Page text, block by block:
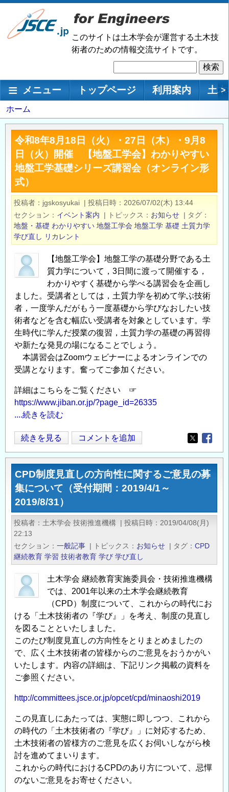
メ
ン
移
このサイトは土木学会が運営する土木技
術者のための情報交流サイトです。
索
メインナビゲーション
メニュー トップページ 利用案内 土 >
パ
ン
く
ホーム
令和8年8月18日（火）・27日（木）・9月8
日（火）開催 【地盤工学会】わかりやすい
地盤工学基礎シリーズ講習会（オンライン形
式）
投稿者 jgskosyukai | 投稿日時
2026/07/02(木) 13:44
セクション
イベント案内 | トピックス お知らせ | タグ
地盤・基礎 わかりやすい 地盤工学会 地盤工学 基礎 土質力学
学び直し リカレント
【地盤工学会】地盤工学の基礎分野である土
質力学について，3日間に渡って開催する，
わかりやすく基礎から学べる講習会を企画し
ました。受講者としては，土質力学を初めて学ぶ技術
者，一度学んだがもう一度基礎から学びなおしたい技
術者などを含む幅広い受講者を対象としています。学
生時代に学んだ授業の復習，土質力学の基礎の再習得
や新たな発見の場になることでしょう。
本講習会はZoomウェビナーによるオンラインでの
受講となります。奮ってご参加ください。
詳細はこちらをご覧ください ☞
https://www.jiban.or.jp/?page_id=26335
....続きを読む
令
和
8
年
8
月
18
日
27
日
（木）・
9
8
日
（火）
開
催
【地
盤
学
会】
わ
か
り
や
続きを見る コメントを追加
Opens in
CPD制度見直しの方向性に関するご意見の募
集について（受付期間：2019/4/1～
2019/8/31）
投稿者 土木学会 技術推進機構 | 投稿日時
2019/04/08(月)
22:13
セクション
一般記事 | トピックス お知らせ | タグ
CPD
継続教育 学習 技術者教育 学び 学び直し
土木学会 継続教育実施委員会・技術推進機構
では、2001年以来の土木学会継続教育
（CPD）制度について、これからの時代にお
ける「土木技術者の『学び』」を考え、制度の見直し
を図ることといたしました。
このたび制度見直しの方向性をとりまとめましたの
で、広く土木技術者の皆様からのご意見をおうかがい
いたします。内容の詳細は、下記リンク掲載の資料を
ご参照ください。
http://committees.jsce.or.jp/opcet/cpd/minaoshi2019
この見直しにあたっては、実態に即しつつ、これから
の時代の「土木技術者の『学び』」に対応するため、
土木技術者の皆様方のご意見を広くお伺いしながら検
討を進めてまいります。
これからの時代におけるCPDのあり方について、忌憚
のないご意見をお寄せください。